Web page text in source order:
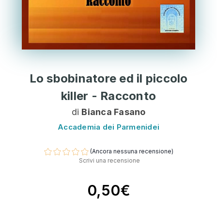
Lo sbobinatore ed il piccolo
killer - Racconto
di Bianca Fasano
Accademia dei Parmenidei
(Ancora nessuna recensione)
Scrivi una recensione
0,50€